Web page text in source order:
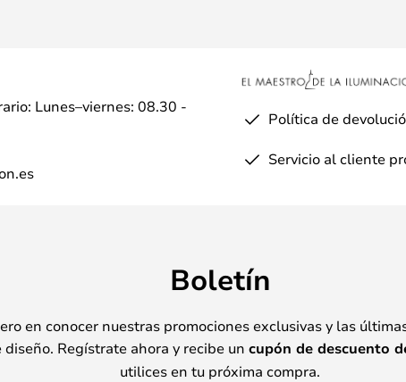
Lunes–viernes: 08.30 -
Política de
Servicio al cliente
Boletín
en conocer nuestras promociones exclusivas y las
Regístrate ahora y recibe un cupón de descuento
utilices en tu próxima compra.